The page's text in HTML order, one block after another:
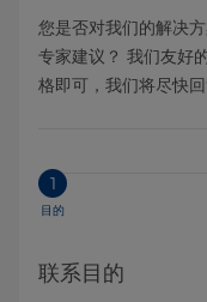
您是否对我们的解决
专家建议？ 我们友好
格即可，我们将尽快回
1
目的
联系目的